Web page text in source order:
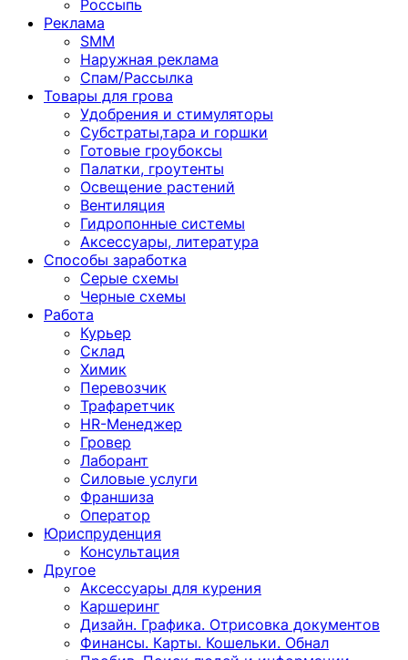
Россыпь
Реклама
SMM
Наружная реклама
Спам/Рассылка
Товары для грова
Удобрения и стимуляторы
Субстраты,тара и горшки
Готовые гроубоксы
Палатки, гроутенты
Освещение растений
Вентиляция
Гидропонные системы
Аксессуары, литература
Способы заработка
Серые схемы
Черные схемы
Работа
Курьер
Склад
Химик
Перевозчик
Трафаретчик
HR-Менеджер
Гровер
Лаборант
Силовые услуги
Франшиза
Оператор
Юриспруденция
Консультация
Другoе
Аксессуары для курения
Каршеринг
Дизайн. Графика. Отрисовка документов
Финансы. Карты. Кошельки. Обнал